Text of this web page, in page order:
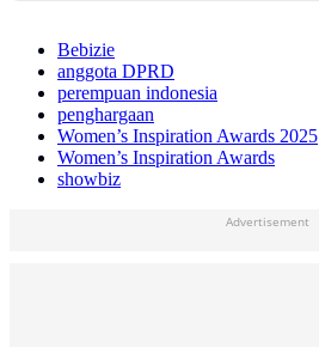
Bebizie
anggota DPRD
perempuan indonesia
penghargaan
Women’s Inspiration Awards 2025
Women’s Inspiration Awards
showbiz
Advertisement